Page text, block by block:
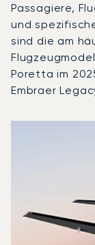
Passagiere,
und
sind die am
Poretta im
Embraer